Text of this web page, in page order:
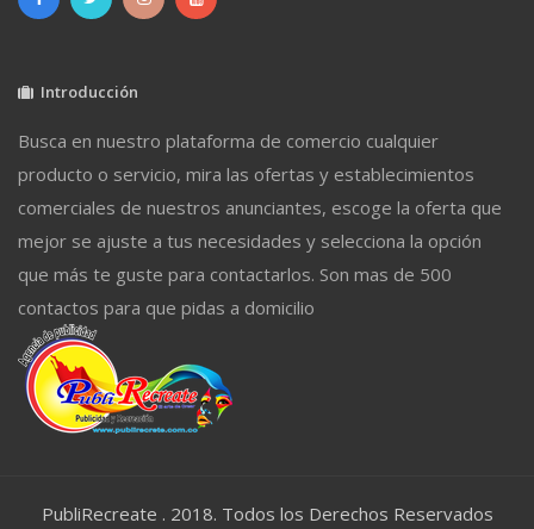
Introducción
Busca en nuestro plataforma de comercio cualquier
producto o servicio, mira las ofertas y establecimientos
comerciales de nuestros anunciantes, escoge la oferta que
mejor se ajuste a tus necesidades y selecciona la opción
que más te guste para contactarlos. Son mas de 500
contactos para que pidas a domicilio
PubliRecreate . 2018. Todos los Derechos Reservados